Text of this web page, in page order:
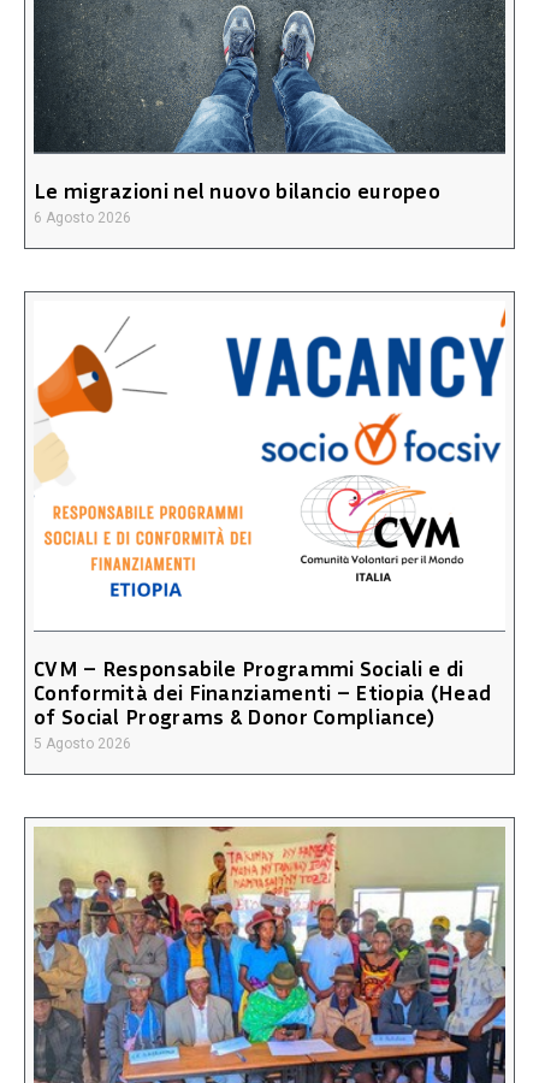
Le migrazioni nel nuovo bilancio europeo
6 Agosto 2026
CVM – Responsabile Programmi Sociali e di
Conformità dei Finanziamenti – Etiopia (Head
of Social Programs & Donor Compliance)
5 Agosto 2026